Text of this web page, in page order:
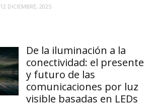
12 DICIEMBRE, 2025
De la iluminación a la
conectividad: el presente
y futuro de las
comunicaciones por luz
visible basadas en LEDs